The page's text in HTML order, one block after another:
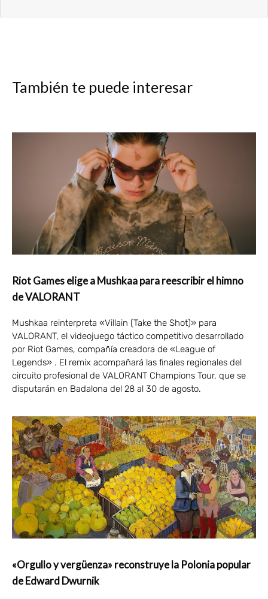
También te puede interesar
Riot Games elige a Mushkaa para reescribir el himno
de VALORANT
Mushkaa reinterpreta «Villain (Take the Shot)» para
VALORANT, el videojuego táctico competitivo desarrollado
por Riot Games, compañía creadora de «League of
Legends» . El remix acompañará las finales regionales del
circuito profesional de VALORANT Champions Tour, que se
disputarán en Badalona del 28 al 30 de agosto.
«Orgullo y vergüenza» reconstruye la Polonia popular
de Edward Dwurnik